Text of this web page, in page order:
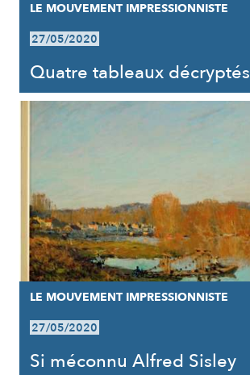
LE MOUVEMENT IMPRESSIONNISTE
27/05/2020
Quatre tableaux décryptés
LE MOUVEMENT IMPRESSIONNISTE
27/05/2020
Si méconnu Alfred Sisley